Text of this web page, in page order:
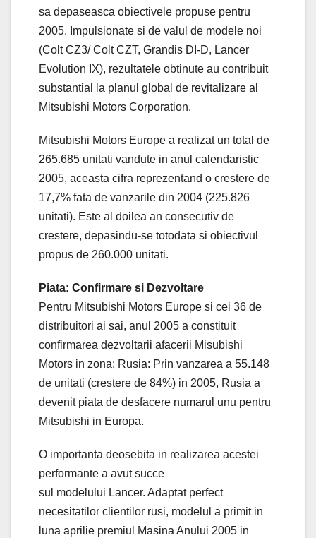
sa depaseasca obiectivele propuse pentru
2005. Impulsionate si de valul de modele noi
(Colt CZ3/ Colt CZT, Grandis DI-D, Lancer
Evolution IX), rezultatele obtinute au contribuit
substantial la planul global de revitalizare al
Mitsubishi Motors Corporation.
Mitsubishi Motors Europe a realizat un total de
265.685 unitati vandute in anul calendaristic
2005, aceasta cifra reprezentand o crestere de
17,7% fata de vanzarile din 2004 (225.826
unitati). Este al doilea an consecutiv de
crestere, depasindu-se totodata si obiectivul
propus de 260.000 unitati.
Piata: Confirmare si Dezvoltare
Pentru Mitsubishi Motors Europe si cei 36 de
distribuitori ai sai, anul 2005 a constituit
confirmarea dezvoltarii afacerii Misubishi
Motors in zona: Rusia: Prin vanzarea a 55.148
de unitati (crestere de 84%) in 2005, Rusia a
devenit piata de desfacere numarul unu pentru
Mitsubishi in Europa.
O importanta deosebita in realizarea acestei
performante a avut succe
sul modelului Lancer. Adaptat perfect
necesitatilor clientilor rusi, modelul a primit in
luna aprilie premiul Masina Anului 2005 in